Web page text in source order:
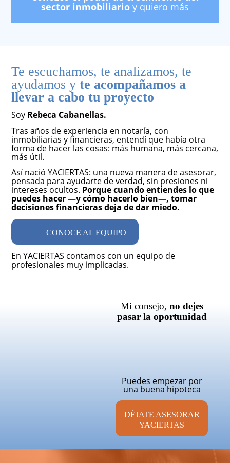
sector inmobiliario y quiero más
Te escuchamos, te analizamos, te
ayudamos yte acompañamos a
llevar a cabo tu proyecto
Soy Rebeca Cabanellas.
Tras años de experiencia en notaría, con
inmobiliarias y financieras, entendí que había otra
forma de hacer las cosas: más humana, más cercana,
más útil.
Así nació YACIERTAS: una nueva manera de asesorar,
pensada para ayudarte de verdad, sin presiones ni
intereses ocultos. Porque cuando entiendes lo que
puedes hacer —y cómo hacerlo bien—, tomar
decisiones financieras deja de dar miedo.
CONOCE AL EQUIPO
En YACIERTAS contamos con un equipo de
profesionales muy implicadas.
Mi consejo, no dejes
pasar la oportunidad
Puedes empezar por
una buena hipoteca
DÉJATE ASESORAR
YACIERTAS